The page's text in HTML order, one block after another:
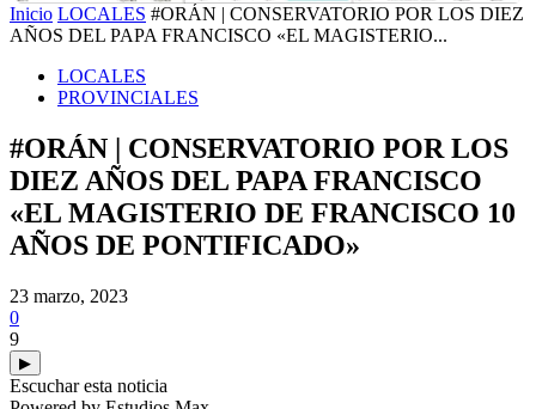
Inicio LOCALES #ORÁN | CONSERVATORIO POR LOS DIEZ
AÑOS DEL PAPA FRANCISCO «EL MAGISTERIO...
LOCALES
PROVINCIALES
#ORÁN | CONSERVATORIO POR LOS
DIEZ AÑOS DEL PAPA FRANCISCO
«EL MAGISTERIO DE FRANCISCO 10
AÑOS DE PONTIFICADO»
23 marzo, 2023
0
9
▶
Escuchar esta noticia